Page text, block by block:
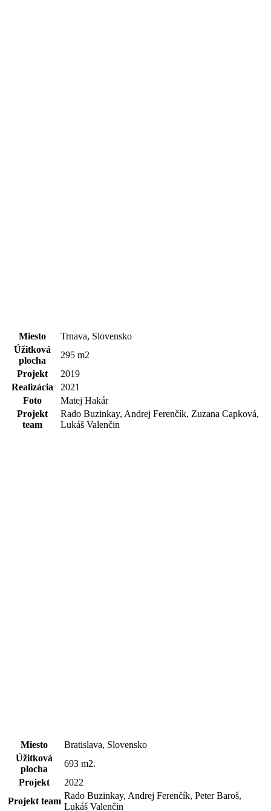
Miesto
Trnava, Slovensko
Úžitková
plocha
295 m2
Projekt
2019
Realizácia
2021
Foto
Matej Hakár
Projekt
team
Rado Buzinkay, Andrej Ferenčík, Zuzana Capková,
Lukáš Valenčin
Miesto
Bratislava, Slovensko
Úžitková
plocha
693 m2.
Projekt
2022
Projekt team
Rado Buzinkay, Andrej Ferenčík, Peter Baroš,
Lukáš Valenčin